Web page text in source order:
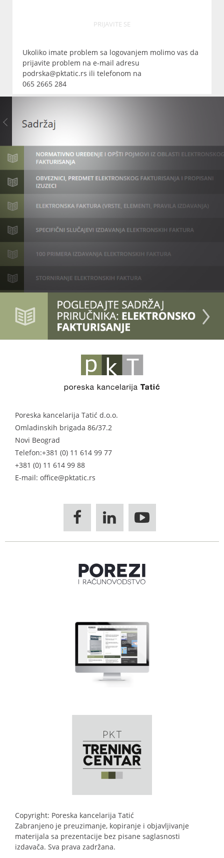
PRIJAVITE SE
Ukoliko imate problem sa logovanjem molimo vas da
prijavite problem na e-mail adresu
podrska@pktatic.rs ili telefonom na
065 2665 284
Poreska kancelarija Tatić d.o.o.
Omladinskih brigada 86/37.2
Novi Beograd
Telefon:+381 (0) 11 614 99 77
+381 (0) 11 614 99 88
E-mail: office@pktatic.rs
  
Copyright: Poreska kancelarija Tatić
Zabranjeno je preuzimanje, kopiranje i objavljivanje
materijala sa prezentacije bez pisane saglasnosti
izdavača. Sva prava zadržana.